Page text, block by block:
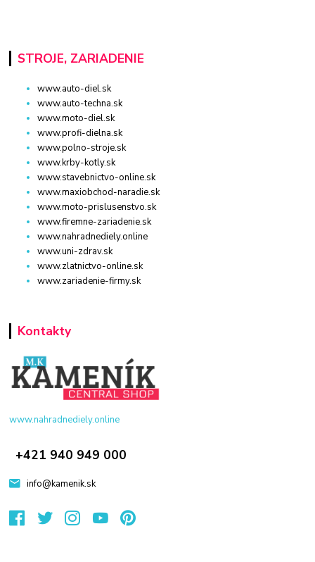
STROJE, ZARIADENIE
www.auto-diel.sk
www.auto-techna.sk
www.moto-diel.sk
www.profi-dielna.sk
www.polno-stroje.sk
www.krby-kotly.sk
www.stavebnictvo-online.sk
www.maxiobchod-naradie.sk
www.moto-prislusenstvo.sk
www.firemne-zariadenie.sk
www.nahradnediely.online
www.uni-zdrav.sk
www.zlatnictvo-online.sk
www.zariadenie-firmy.sk
Kontakty
www.nahradnediely.online
+421 940 949 000
info@kamenik.sk